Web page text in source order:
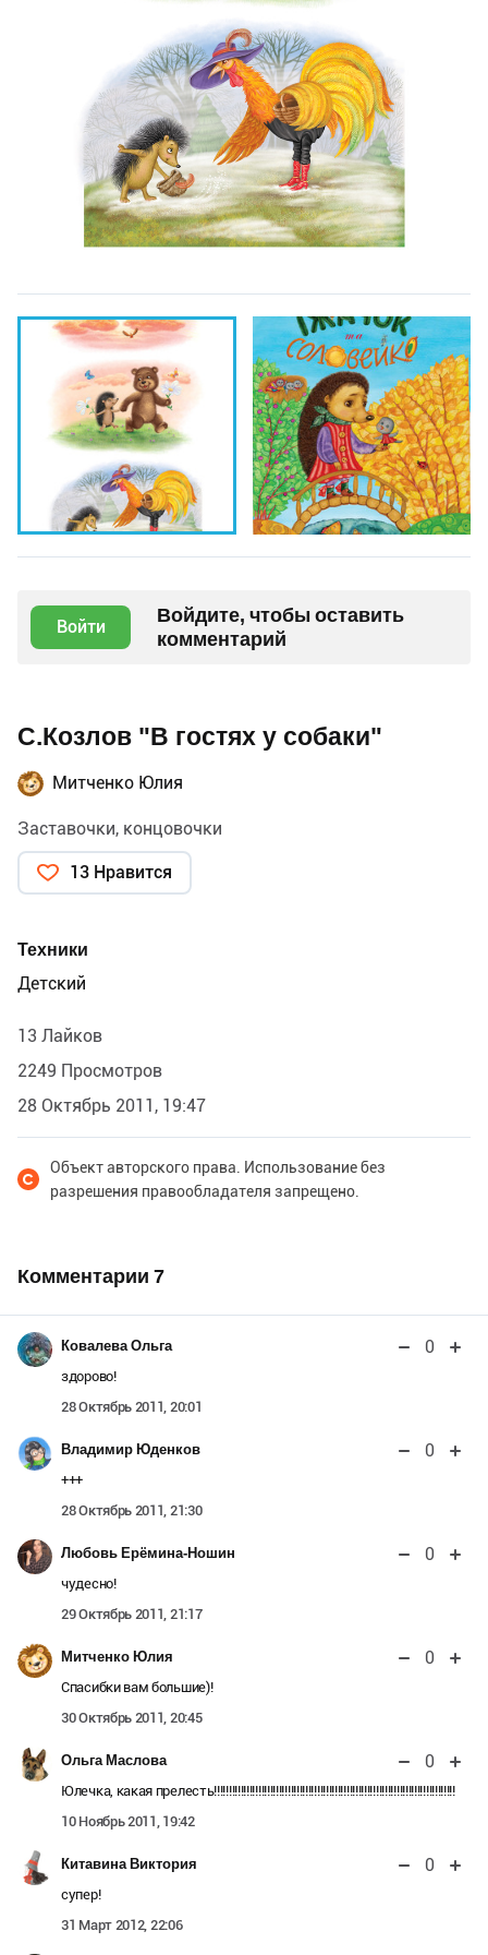
Войти
Войдите, чтобы оставить
комментарий
С.Козлов "В гостях у собаки"
Митченко Юлия
Заставочки, концовочки
13 Нравится
Техники
Детский
13 Лайков
2249 Просмотров
28 Октябрь 2011, 19:47
Объект авторского права. Использование без
разрешения правообладателя запрещено.
Комментарии 7
Ковалева Ольга 0
здорово!
28 Октябрь 2011, 20:01
Владимир Юденков 0
+++
28 Октябрь 2011, 21:30
Любовь Ерёмина-Ношин 0
чудесно!
29 Октябрь 2011, 21:17
Митченко Юлия 0
Спасибки вам большие)!
30 Октябрь 2011, 20:45
Ольга Маслова 0
Юлечка, какая прелесть!!!!!!!!!!!!!!!!!!!!!!!!!!!!!!!!!!!!!!!!!!!!!!!!!!!!!!!!!!!!!!!!!!!!!!!!!!!!!!!!!!
10 Ноябрь 2011, 19:42
Китавина Виктория 0
супер!
31 Март 2012, 22:06